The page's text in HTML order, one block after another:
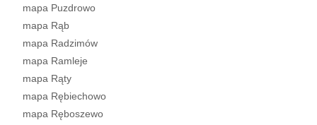
mapa Puzdrowo
mapa Rąb
mapa Radzimów
mapa Ramleje
mapa Rąty
mapa Rębiechowo
mapa Ręboszewo